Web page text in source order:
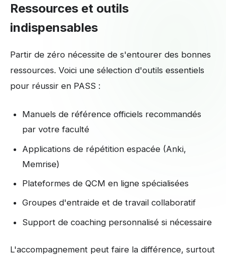
Ressources et outils
indispensables
Partir de zéro nécessite de s'entourer des bonnes
ressources. Voici une sélection d'outils essentiels
pour réussir en PASS :
Manuels de référence officiels recommandés
par votre faculté
Applications de répétition espacée (Anki,
Memrise)
Plateformes de QCM en ligne spécialisées
Groupes d'entraide et de travail collaboratif
Support de coaching personnalisé si nécessaire
L'accompagnement peut faire la différence, surtout